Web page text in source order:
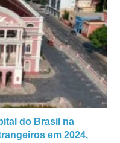
do Brasil na
em 2024,